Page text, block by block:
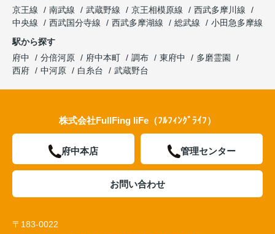
京王線
南武線 武蔵野線 京王相模原線
西武多摩川線
中央線
西武国分寺線 西武多摩湖線 総武線
小田急多摩線
駅から探す
府中
分倍河原 府中本町 調布 東府中
多磨霊園
西府
中河原 白糸台 武蔵野台
株式会社FullFing liFe（ﾌﾙﾌｨﾝｸﾞﾗｲﾌ）
府中本店 管理センター
お問い合わせ
〒183-0022